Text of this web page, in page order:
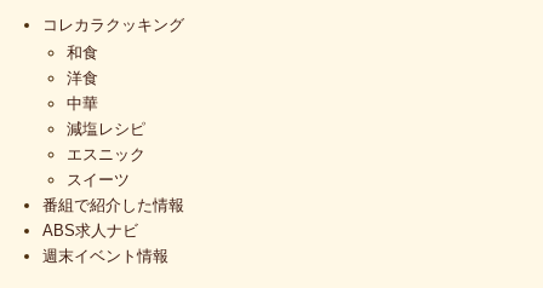
コレカラクッキング
和食
洋食
中華
減塩レシピ
エスニック
スイーツ
番組で紹介した情報
ABS求人ナビ
週末イベント情報